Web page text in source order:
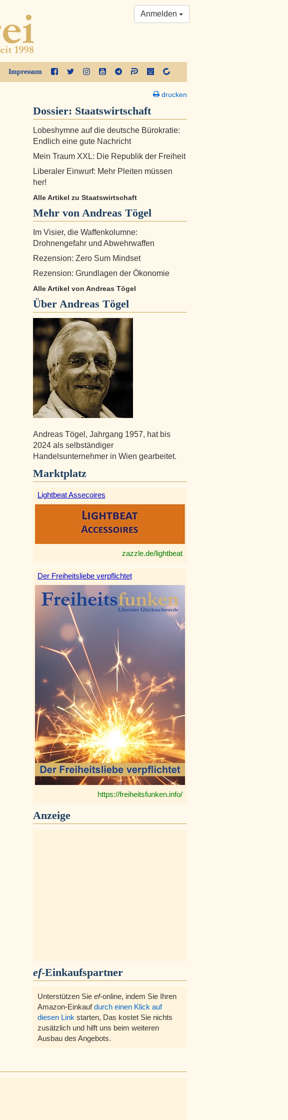
Impressum
Anmelden
drucken
Dossier: Staatswirtschaft
Lobeshymne auf die deutsche Bürokratie:
Endlich eine gute Nachricht
Mein Traum XXL: Die Republik der Freiheit
Liberaler Einwurf: Mehr Pleiten müssen
her!
Alle Artikel zu Staatswirtschaft
Mehr von Andreas Tögel
Im Visier, die Waffenkolumne:
Drohnengefahr und Abwehrwaffen
Rezension: Zero Sum Mindset
Rezension: Grundlagen der Ökonomie
Alle Artikel von Andreas Tögel
Über Andreas Tögel
Andreas Tögel, Jahrgang 1957, hat bis
2024 als selbständiger
Handelsunternehmer in Wien gearbeitet.
Marktplatz
Lightbeat Assecoires
zazzle.de/lightbeat
Der Freiheitsliebe verpflichtet
https://freiheitsfunken.info/
Anzeige
ef-Einkaufspartner
Unterstützen Sie ef-online, indem Sie Ihren
Amazon-Einkaufdurch einen Klick auf
diesen Link starten, Das kostet Sie nichts
zusätzlich und hilft uns beim weiteren
Ausbau des Angebots.